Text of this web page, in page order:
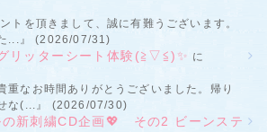
トを頂きまして、誠に有難うございます。
...』 (2026/07/31)
リッターシート体験(≧▽≦)✨ に
重なお時間ありがとうございました。帰り
な(...』 (2026/07/30)
の新刺繍CD企画💖 その2 ビーンステ